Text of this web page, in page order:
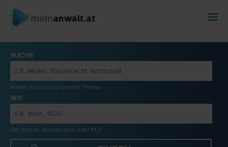
SUCHE
Name, Fachrichtung oder Thema
WO
Ort, Bezirk, Bundesland oder PLZ